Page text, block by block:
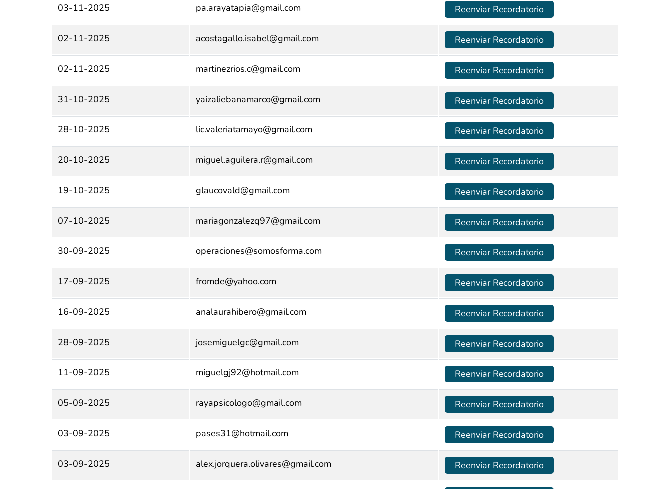
03-11-2025 pa.arayatapia@gmail.com Reenviar Recordatorio
02-11-2025 acostagallo.isabel@gmail.com Reenviar Recordatorio
02-11-2025 martinezrios.c@gmail.com Reenviar Recordatorio
31-10-2025 yaizaliebanamarco@gmail.com Reenviar Recordatorio
28-10-2025 lic.valeriatamayo@gmail.com Reenviar Recordatorio
20-10-2025 miguel.aguilera.r@gmail.com Reenviar Recordatorio
19-10-2025 glaucovald@gmail.com Reenviar Recordatorio
07-10-2025 mariagonzalezq97@gmail.com Reenviar Recordatorio
30-09-2025 operaciones@somosforma.com Reenviar Recordatorio
17-09-2025 fromde@yahoo.com Reenviar Recordatorio
16-09-2025 analaurahibero@gmail.com Reenviar Recordatorio
28-09-2025 josemiguelgc@gmail.com Reenviar Recordatorio
11-09-2025 miguelgj92@hotmail.com Reenviar Recordatorio
05-09-2025 rayapsicologo@gmail.com Reenviar Recordatorio
03-09-2025 pases31@hotmail.com Reenviar Recordatorio
03-09-2025 alex.jorquera.olivares@gmail.com Reenviar Recordatorio